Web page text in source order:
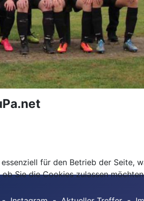
für den Betrieb der Seite,
Sie die Cookies zulassen